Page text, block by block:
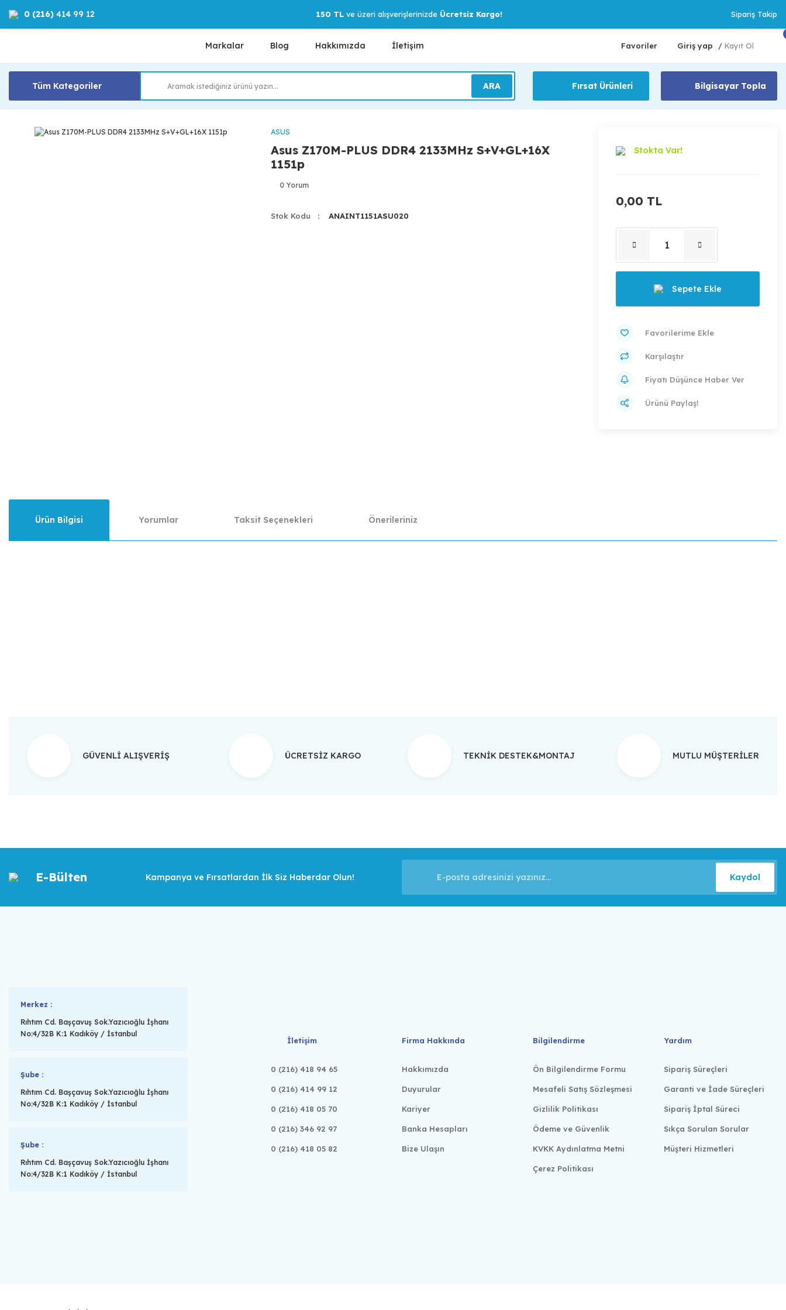
0 (216) 414 99 12 150 TLve üzeri alışverişlerinizde Ücretsiz Kargo! Sipariş Takip
Markalar Blog Hakkımızda İletişim Favoriler Giriş yap / Kayıt Ol
Tüm Kategoriler ARA Fırsat Ürünleri Bilgisayar Topla
ASUS
Asus Z170M-PLUS DDR4 2133MHz S+V+GL+16X
1151p
0 Yorum
Stok Kodu ANAINT1151ASU020
Stokta Var!
0,00 TL
Sepete Ekle
Karşılaştır
Fiyatı Düşünce Haber Ver
Ürünü Paylaş!
Ürün Bilgisi Yorumlar Taksit Seçenekleri Önerileriniz
GÜVENLİ ALIŞVERİŞ ÜCRETSİZ KARGO TEKNİK DESTEK&MONTAJ MUTLU MÜŞTERİLER
E-Bülten Kampanya ve Fırsatlardan İlk Siz Haberdar Olun! Kaydol
Merkez :
Rıhtım Cd. Başçavuş Sok.Yazıcıoğlu İşhanı
No:4/32B K:1 Kadıköy / İstanbul
Şube :
Rıhtım Cd. Başçavuş Sok.Yazıcıoğlu İşhanı
No:4/32B K:1 Kadıköy / İstanbul
Şube :
Rıhtım Cd. Başçavuş Sok.Yazıcıoğlu İşhanı
No:4/32B K:1 Kadıköy / İstanbul
İletişim
0 (216) 418 94 65
0 (216) 414 99 12
0 (216) 418 05 70
0 (216) 346 92 97
0 (216) 418 05 82
Firma Hakkında
Hakkımızda
Duyurular
Kariyer
Banka Hesapları
Bize Ulaşın
Bilgilendirme
Ön Bilgilendirme Formu
Mesafeli Satış Sözleşmesi
Gizlilik Politikası
Ödeme ve Güvenlik
KVKK Aydınlatma Metni
Çerez Politikası
Yardım
Sipariş Süreçleri
Garanti ve İade Süreçleri
Sipariş İptal Süreci
Sıkça Sorulan Sorular
Müşteri Hizmetleri